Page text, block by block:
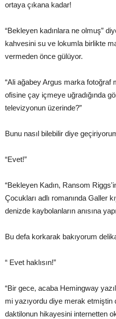
ortaya çıkana kadar!
“Bekleyen kadınlara ne olmuş”
kahvesini su ve lokumla birlikte
vermeden önce gülüyor.
“Ali ağabey Argus marka fotoğraf
ofisine çay içmeye uğradığında
televizyonun üzerinde?”
Bunu nasıl bilebilir diye
“Evet!”
“Bekleyen Kadın, Ransom
Çocukları adlı romanında Galler
denizde kaybolanların anısına
Bu defa korkarak bakıyorum
“ Evet haklısın!”
“Bir gece, acaba Hemingway
mi yazıyordu diye merak
daktilonun hikayesini internetten